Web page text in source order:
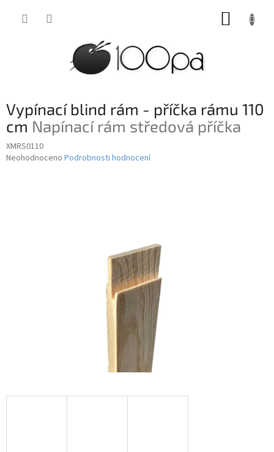
Vypínací blind rám - příčka rámu 110
cm Napínací rám středová příčka
XMRS0110
Průměrné
Neohodnoceno Podrobnosti hodnocení